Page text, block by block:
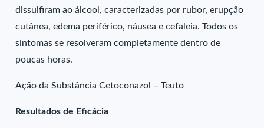
dissulfiram ao álcool, caracterizadas por rubor, erupção
cutânea, edema periférico, náusea e cefaleia. Todos os
sintomas se resolveram completamente dentro de
poucas horas.
Ação da Substância Cetoconazol – Teuto
Resultados de Eficácia